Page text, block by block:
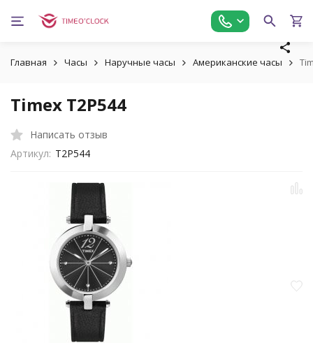
Главная Часы Наручные часы Американские часы
Timex T2P544
Написать отзыв
Артикул: T2P544